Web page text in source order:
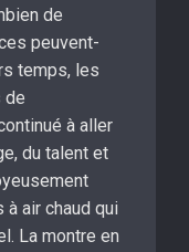
de
peuvent-
temps, les
de
à aller
du talent et
air chaud qui
La montre en